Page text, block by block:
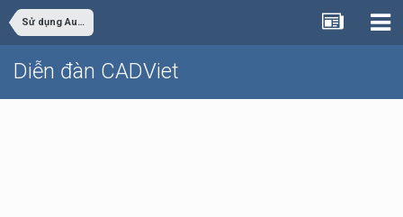
Sử dụng AutoCAD
Diễn đàn CADViet